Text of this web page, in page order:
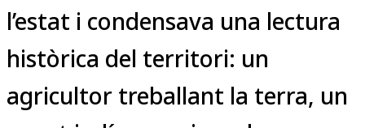
l’estat i condensava una lectura
històrica del territori: un
agricultor treballant la terra, un